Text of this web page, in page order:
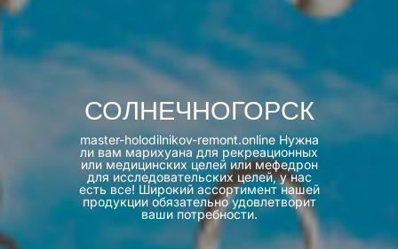
СОЛНЕЧНОГОРСК
master-holodilnikov-remont.online Нужна
ли вам марихуана для рекреационных
или медицинских целей или мефедрон
для исследовательских целей, у нас
есть все! Широкий ассортимент нашей
продукции обязательно удовлетворит
ваши потребности.